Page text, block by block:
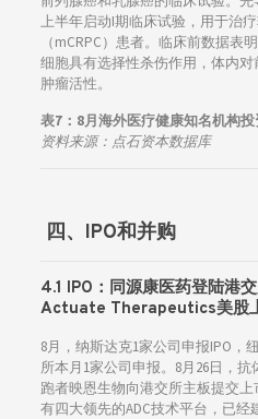
上半年启动I期临床试验，用于治
（mCRPC）患者。临床前数据表
细胞具有选择性杀伤作用，体内
肿瘤活性。
表7：8月海外医疗健康知名机构
资料来源：点石资本数据库
四、 IPO和并购
4.1 IPO： 同源康医药登陆港
Actuate Therapeutics美股
8月，纳斯达克1家公司申报IPO，
所本月1家公司申报。8月26日，
跑者映恩生物向港交所主板提交上
有四大领先的ADC技术平台，已经